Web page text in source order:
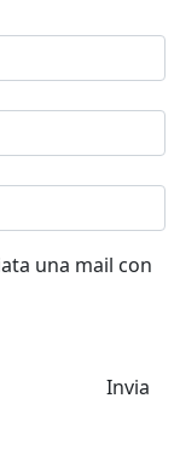
una mail con
Invia